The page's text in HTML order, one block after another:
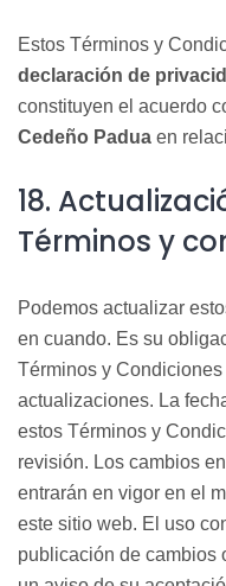
Estos Términos y
declaración de
constituyen el acuerdo
Cedeño Padua en
18.
Términos y
Podemos actualizar
en cuando. Es su
Términos y
actualizaciones. La
estos Términos y
revisión. Los cambios
entrarán en vigor en el
este sitio web. El uso
publicación de cambios